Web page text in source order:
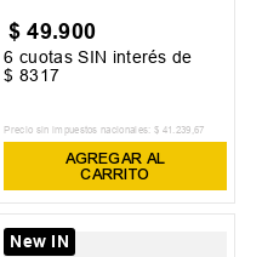
$ 49.900
6 cuotas SIN interés de
$ 8317
Precio sin impuestos nacionales: $ 41 .239 ,67
AGREGAR AL
CARRITO
New IN